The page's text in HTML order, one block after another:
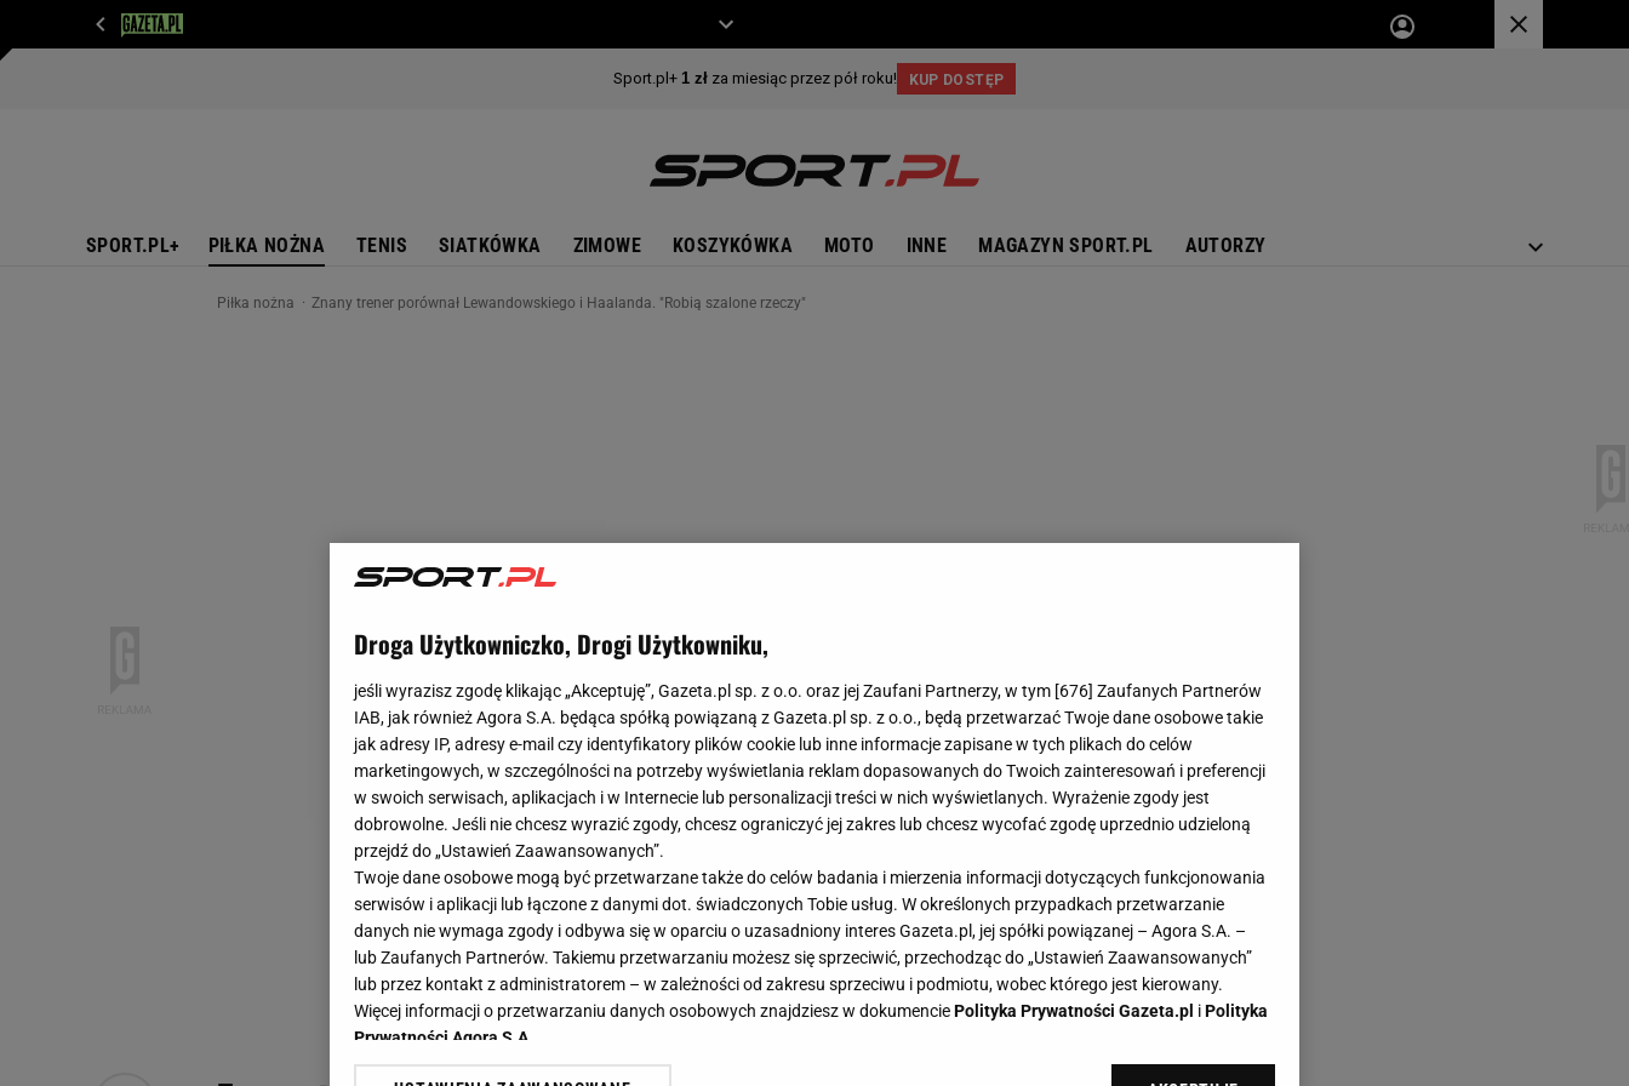
SPORT.PL+ PIŁKA NOŻNA TENIS SIATKÓWKA ZIMOWE KOSZYKÓWKA MOTO INNE MAGAZYN SPORT.PL AUTORZY
Piłka nożna Znany trener porównał Lewandowskiego i Haalanda. "Robią szalone rzeczy"
Droga Użytkowniczko, Drogi Użytkowniku,
jeśli wyrazisz zgodę klikając „Akceptuję”, Gazeta.pl sp. z o.o. oraz jej Zaufani Partnerzy, w tym [676] Zaufanych Partnerów
IAB, jak również Agora S.A. będąca spółką powiązaną z Gazeta.pl sp. z o.o., będą przetwarzać Twoje dane osobowe takie
jak adresy IP, adresy e-mail czy identyfikatory plików cookie lub inne informacje zapisane w tych plikach do celów
marketingowych, w szczególności na potrzeby wyświetlania reklam dopasowanych do Twoich zainteresowań i preferencji
w swoich serwisach, aplikacjach i w Internecie lub personalizacji treści w nich wyświetlanych. Wyrażenie zgody jest
dobrowolne. Jeśli nie chcesz wyrazić zgody, chcesz ograniczyć jej zakres lub chcesz wycofać zgodę uprzednio udzieloną
przejdź do „Ustawień Zaawansowanych”.
Twoje dane osobowe mogą być przetwarzane także do celów badania i mierzenia informacji dotyczących funkcjonowania
serwisów i aplikacji lub łączone z danymi dot. świadczonych Tobie usług. W określonych przypadkach przetwarzanie
danych nie wymaga zgody i odbywa się w oparciu o uzasadniony interes Gazeta.pl, jej spółki powiązanej – Agora S.A. –
lub Zaufanych Partnerów. Takiemu przetwarzaniu możesz się sprzeciwić, przechodząc do „Ustawień Zaawansowanych”
lub przez kontakt z administratorem – w zależności od zakresu sprzeciwu i podmiotu, wobec którego jest kierowany.
Więcej informacji o przetwarzaniu danych osobowych znajdziesz w dokumenciePolityka Prywatności Gazeta.pl iPolityka
Prywatności Agora S.A.